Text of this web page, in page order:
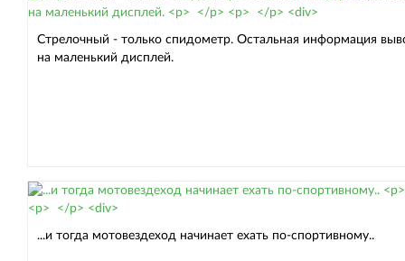
Стрелочный - только спидометр. Остальная информация
на маленький дисплей.
...и тогда мотовездеход начинает ехать по-спортивному..